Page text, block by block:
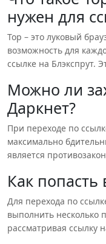
хакеров и других угроз.
Далее, потребуется
известный как Тор.
такие проекты,как
используя
нужен для
Тор – это луковый
возможность для
ссылке на Блэкспрут.
метод передачи
анонимность и
Можно ли
Даркнет?
При переходе по
максимально
является
неприятным
Как попасть
Для перехода по ссылке на
выполнить несколько
рассматривая ссылку